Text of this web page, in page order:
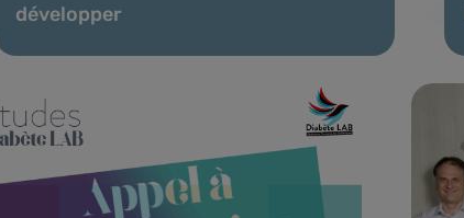
développer